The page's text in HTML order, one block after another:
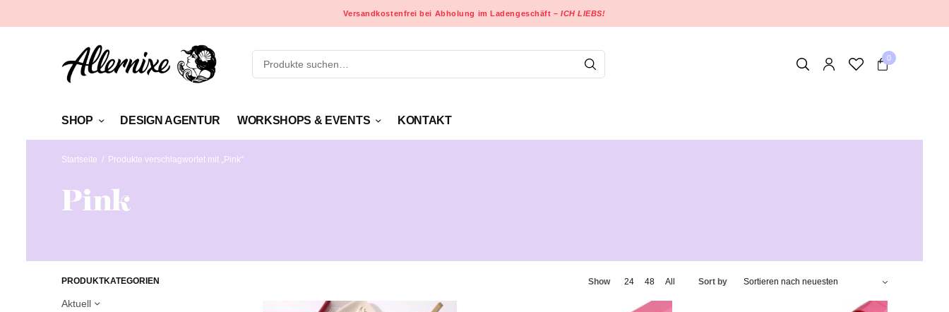
Versandkostenfrei bei Abholung im Ladengeschäft –ICH LIEBS!
0
SHOP DESIGN AGENTUR WORKSHOPS & EVENTS KONTAKT
Startseite / Produkte verschlagwortet mit „Pink“
Pink
PRODUKTKATEGORIEN
Aktuell
Show 24 48 All Sort by